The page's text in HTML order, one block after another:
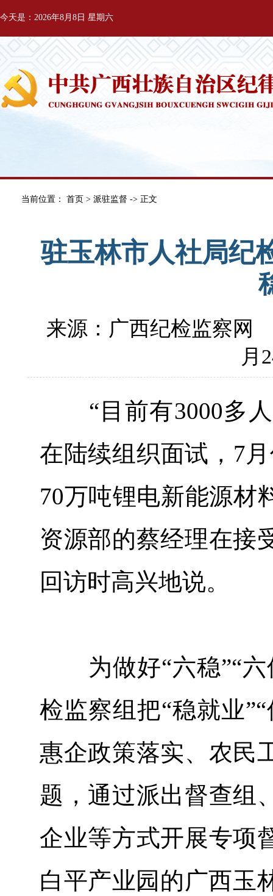
今天是：2026年8月8日 星期六
当前位置： 首页 > 派驻监督 -> 正文
驻玉林市人社局纪
来源：广西纪检监察网
月
“目前有3000多人
在陆续组织面试，7
70万吨锂电新能源材
资源部的蔡经理在接
回访时高兴地说。
为做好“六稳”“六
检监察组把“稳就业
惠企政策落实、农民
题，通过派出督查组
企业等方式开展专项
白平产业园的广西玉